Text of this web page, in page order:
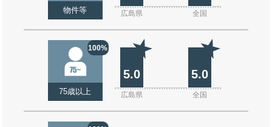
物件等 広島県 全国
100%
75歳以上
5.0 5.0
広島県 全国